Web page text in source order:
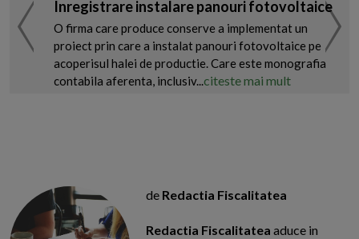
Inregistrare instalare panouri fotovoltaice
O firma care produce conserve a implementat un
proiect prin care a instalat panouri fotovoltaice pe
acoperisul halei de productie. Care este monografia
contabila aferenta, inclusiv...citeste mai mult
de Redactia Fiscalitatea
Redactia Fiscalitatea aduce in